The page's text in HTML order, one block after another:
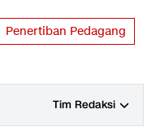
Penertiban Pedagang
Tim Redaksi